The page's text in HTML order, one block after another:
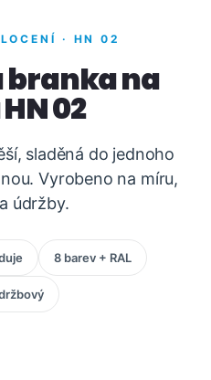
· HN 02
branka na
02
sladěná do jednoho
Vyrobeno na míru,
údržby.
8 barev + RAL